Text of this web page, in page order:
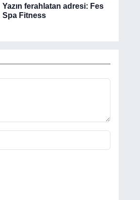
Yazın ferahlatan adresi: Fes
Spa Fitness